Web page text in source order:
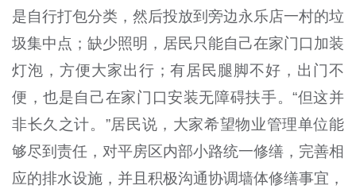
是自行打包分类，然后投放到旁边永乐店一村的垃
圾集中点；缺少照明，居民只能自己在家门口加装
灯泡，方便大家出行；有居民腿脚不好，出门不
便，也是自己在家门口安装无障碍扶手。“但这并
非长久之计。”居民说，大家希望物业管理单位能
够尽到责任，对平房区内部小路统一修缮，完善相
应的排水设施，并且积极沟通协调墙体修缮事宜，